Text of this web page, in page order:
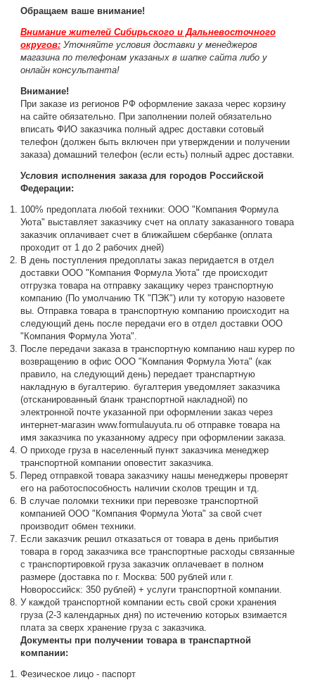
Обращаем ваше внимание!
Внимание жителей Сибирьского и Дальневосточного
округов: Уточняйте условия доставки у менеджеров
магазина по телефонам указаных в шапке сайта либо у
онлайн консультанта!
Внимание!
При заказе из регионов РФ оформление заказа черес корзину
на сайте обязательно. При заполнении полей обязательно
вписать ФИО заказчика полный адрес доставки сотовый
телефон (должен быть включен при утверждении и получении
заказа) домашний телефон (если есть) полный адрес доставки.
Условия исполнения заказа для городов Российской
Федерации:
100% предоплата любой техники: ООО "Компания Формула
Уюта" выставляет заказчику счет на оплату заказанного товара
заказчик оплачивает счет в ближайшем сбербанке (оплата
проходит от 1 до 2 рабочих дней)
В день поступления предоплаты заказ перидается в отдел
доставки ООО "Компания Формула Уюта" где происходит
отгрузка товара на отправку закащику через транспортную
компанию (По умолчанию ТК "ПЭК") или ту которую назовете
вы. Отправка товара в транспортную компанию происходит на
следующий день после передачи его в отдел доставки ООО
"Компания Формула Уюта".
После передачи заказа в транспортную компанию наш курер по
возвращению в офис ООО "Компания Формула Уюта" (как
правило, на следующий день) передает транспартную
накладную в бугалтерию. бугалтерия уведомляет заказчика
(отсканированный бланк транспортной накладной) по
электронной почте указанной при оформлении заказ через
интернет-магазин www.formulauyuta.ru об отправке товара на
имя заказчика по указанному адресу при оформлении заказа.
О приходе груза в населенный пункт заказчика менеджер
транспортной компании оповестит заказчика.
Перед отправкой товара заказчику нашы менеджеры проверят
его на работоспособность наличии сколов трещин и тд.
В случае поломки техники при перевозке транспортной
компанией ООО "Компания Формула Уюта" за свой счет
производит обмен техники.
Если заказчик решил отказаться от товара в день прибытия
товара в город заказчика все транспортные расходы связанные
с транспортировкой груза заказчик оплачевает в полном
размере (доставка по г. Москва: 500 рублей или г.
Новороссийск: 350 рублей) + услуги транспортной компании.
У каждой транспортной компании есть свой сроки хранения
груза (2-3 календарных дня) по истечению которых взимается
плата за сверх хранение груза с заказчика.
Документы при получении товара в транспартной
компании:
Фезическое лицо - паспорт